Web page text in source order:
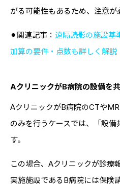
がる可能性もあるため、注意が
⚫︎関連記事： 遠隔読影の施設基
加算の要件・点数も詳しく解説
AクリニックがB病院の設備を
AクリニックがB病院のCTや
のみを行うケースでは、「設備
す。
この場合、Aクリニックが診療
実施施設であるB病院には保険